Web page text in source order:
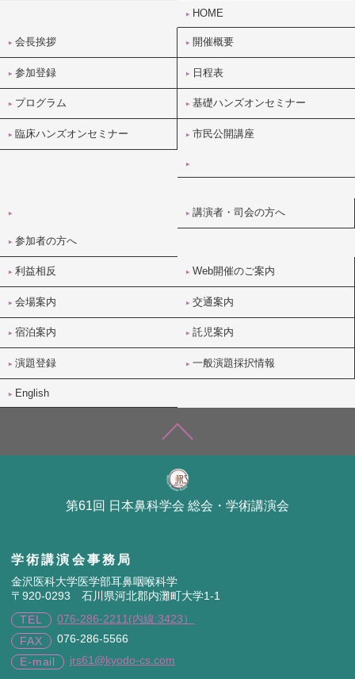
HOME
会長挨拶 開催概要
参加登録 日程表
プログラム 基礎ハンズオンセミナー
臨床ハンズオンセミナー 市民公開講座
参加者の方へ
講演者・司会の方へ
利益相反 Web開催のご案内
会場案内 交通案内
宿泊案内 託児案内
演題登録 一般演題採択情報
English
第61回 日本鼻科学会 総会・学術講演会
学術講演会事務局
金沢医科大学医学部耳鼻咽喉科学
〒920-0293 石川県河北郡内灘町大学1-1
TEL
076-286-2211(内線:3423）
FAX
076-286-5566
E-mail
jrs61@kyodo-cs.com